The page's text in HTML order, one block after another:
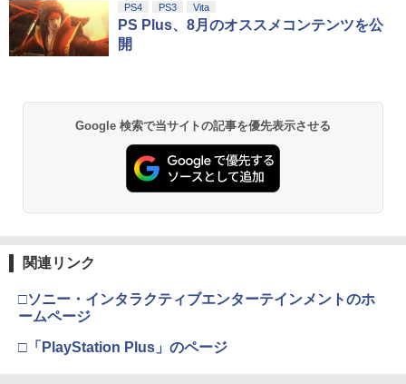
￥3,280
劇場版「鬼滅の刃」無限列車編 通常版
1
スプラトゥーン レイダース|オンライン
コード版
スプラトゥーン レイダース -Switch2
￥6,455
3
￥55,603
1
PlayStation 5 デジタル・エディション
日本語専用 Console Language: Japan
プロダクトコード 封入
3
1
【純正品】Xbox ワイヤレス コントロー
ラー + USB-C® ケーブル
Xbox プリペイドカード 5,000円 デジタ
ンラインコード]
3
￥7,681
1
劇場版「鬼滅の刃」無限城編 第一章 猗
窩座再来 通常版 [Blu-ray]
劇場版「鬼滅の刃」無限城編 第一章 猗
窩座再来 通常版 [DVD]
￥3,523
3
PS4 PS3 Vita
PS Plus、8月のオススメコンテンツを公
開
Google 検索で当サイトの記事を優先表示させる
関連リンク
□ソニー・インタラクティブエンターテインメントのホ
ームページ
□「PlayStation Plus」のページ